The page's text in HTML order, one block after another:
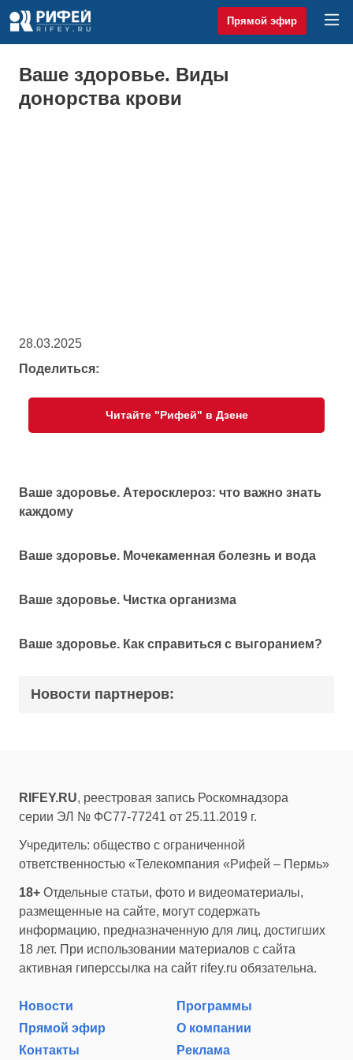
Прямой эфир
Ваше здоровье. Виды
донорства крови
28.03.2025
Поделиться:
Читайте "Рифей" в Дзене
Ваше здоровье. Атеросклероз: что важно знать
каждому
Ваше здоровье. Мочекаменная болезнь и вода
Ваше здоровье. Чистка организма
Ваше здоровье. Как справиться с выгоранием?
Новости партнеров:
RIFEY.RU, реестровая запись Роскомнадзора
серии ЭЛ № ФС77-77241 от 25.11.2019 г.
Учредитель: общество с ограниченной
ответственностью «Телекомпания «Рифей – Пермь»
18+ Отдельные статьи, фото и видеоматериалы,
размещенные на сайте, могут содержать
информацию, предназначенную для лиц, достигших
18 лет. При использовании материалов с сайта
активная гиперссылка на сайт rifey.ru обязательна.
Новости
Программы
Прямой эфир
О компании
Контакты
Реклама